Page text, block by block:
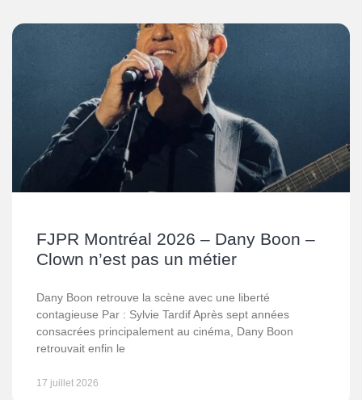
FJPR Montréal 2026 – Dany Boon –
Clown n’est pas un métier
Dany Boon retrouve la scène avec une liberté
contagieuse Par : Sylvie Tardif Après sept années
consacrées principalement au cinéma, Dany Boon
retrouvait enfin le
17 juillet 2026